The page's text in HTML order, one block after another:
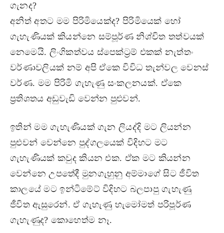
ගැනද?
අනිත් අතට මම පිරිමියෙක්ද? පිරිමියෙක් හෝ
ගැහැණියක් කියන්නෙ සම්පූර්ණ නිශ්චිත තත්වයක්
නෙමෙයි. ලිංගිකත්වය ස්පෙක්ට්‍රම් එකක් නැත්තං
වර්ණාවලියක් නම් අපි ඒකෙ විවිධ තැන්වල වෙනස්
වර්ණ. මම පිරිමි ගැහැණු සංකලනයක්. ඒකෙ
ප්‍රතිශතය අඩුවැඩි වෙන්න පුළුවන්.
ඉතින් මම ගැහැණියක් ගැන ලියද්දි මට ලියන්න
පුළුවන් වෙන්නෙ පුද්ගලයෙක් විදිහට මට
ගැහැණියක් කවුද කියන එක. ඒක මට කියන්න
වෙන්නෙ උපතේදී මුනගැහුනු අම්මාගේ සිට ජීවිත
කාලයේ මට ඉන්ටිමේට් විදිහට බලපාපු ගැහැණු
ජීවිත ඇසුරෙන්. ඒ ගැහැණු හැමෝමත් පරිපූර්ණ
ගැහැණුද? කොහෙත්ම නෑ.